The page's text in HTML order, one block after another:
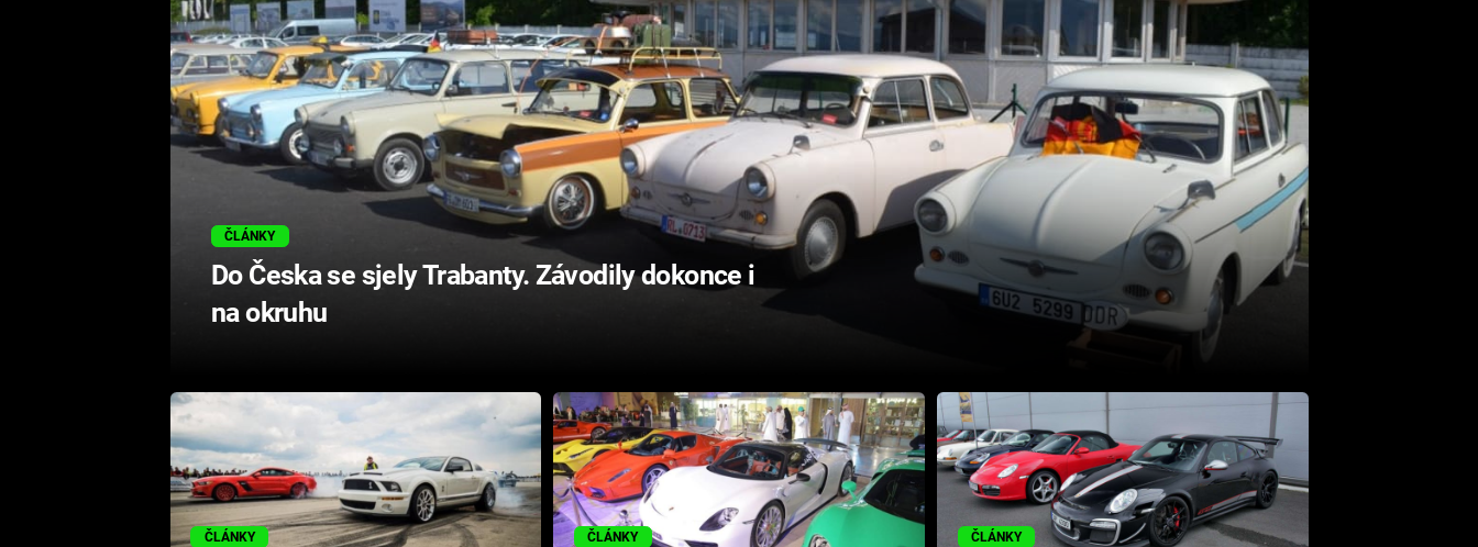
ČLÁNKY
Do Česka se sjely Trabanty. Závodily dokonce i
na okruhu
ČLÁNKY ČLÁNKY ČLÁNKY